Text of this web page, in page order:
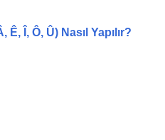
Î, Ô, Û) Nasıl Yapılır?